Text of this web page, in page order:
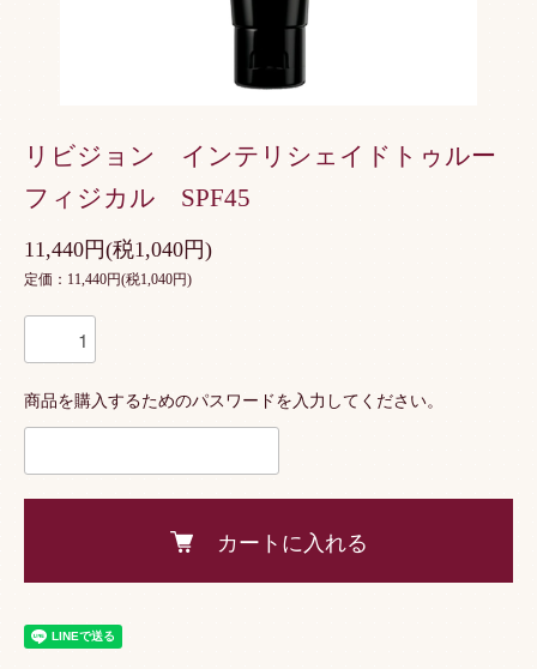
リビジョン インテリシェイドトゥルー
フィジカル SPF45
11,440円(税1,040円)
定価：11,440円(税1,040円)
商品を購入するためのパスワードを入力してください。
カートに入れる